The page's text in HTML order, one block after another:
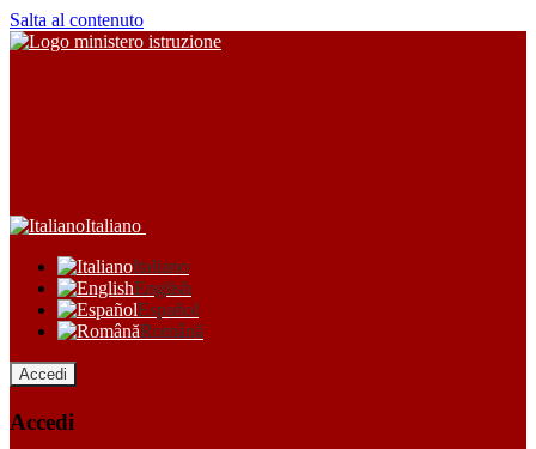
Salta al contenuto
Italiano
Italiano
English
Español
Română
Accedi
Accedi